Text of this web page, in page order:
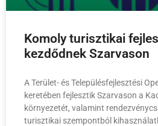
Komoly turisztikai
kezdődnek Szarvason
A Terület- és Településfejlesztési
keretében fejlesztik Szarvason a
környezetét, valamint
turisztikai szempontból